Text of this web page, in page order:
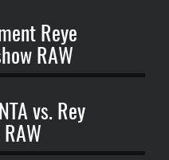
Reye
RAW
vs. Rey